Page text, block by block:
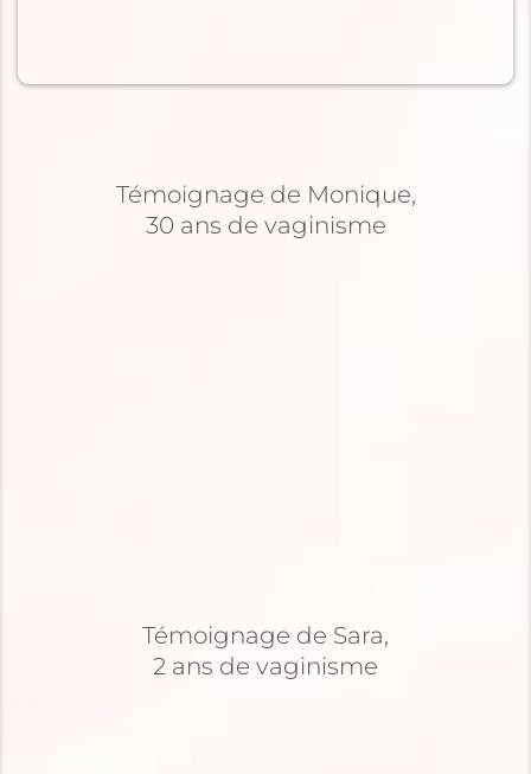
Témoignage de Monique,
30 ans de vaginisme
Témoignage de Sara,
2 ans de vaginisme